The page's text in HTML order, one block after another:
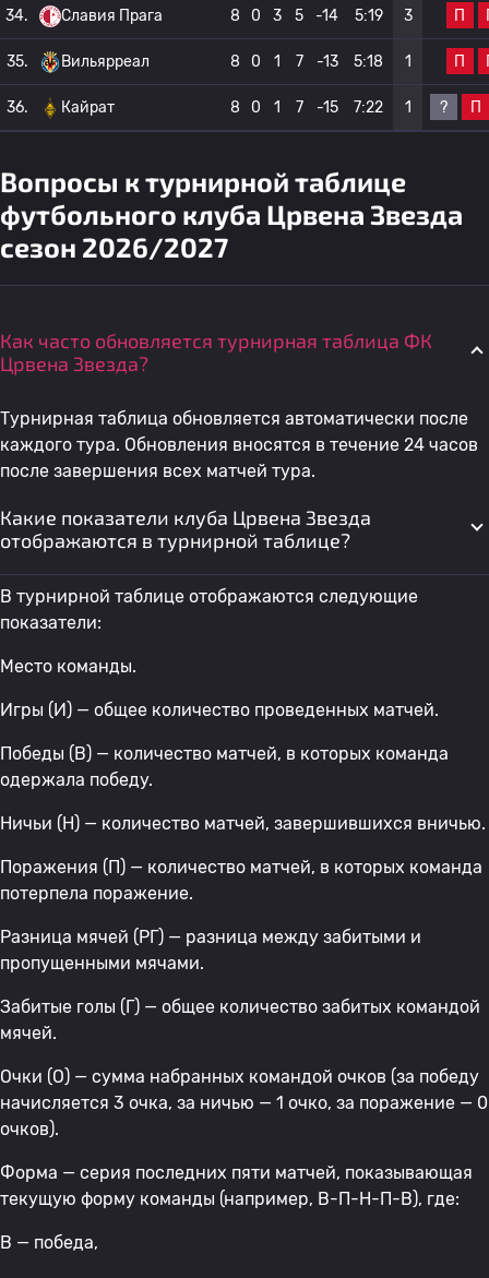
34. Славия Прага 8 0 3 5 -14 5:19 3 П
35. Вильярреал 8 0 1 7 -13 5:18 1 П
36. Кайрат 8 0 1 7 -15 7:22 1 ? П
Вопросы к турнирной таблице
футбольного клуба Црвена Звезда
сезон 2026/2027
Как часто обновляется турнирная таблица ФК
Црвена Звезда?
Турнирная таблица обновляется автоматически после
каждого тура. Обновления вносятся в течение 24 часов
после завершения всех матчей тура.
Какие показатели клуба Црвена Звезда
отображаются в турнирной таблице?
В турнирной таблице отображаются следующие
показатели:
Место команды.
Игры (И) — общее количество проведенных матчей.
Победы (В) — количество матчей, в которых команда
одержала победу.
Ничьи (Н) — количество матчей, завершившихся вничью.
Поражения (П) — количество матчей, в которых команда
потерпела поражение.
Разница мячей (РГ) — разница между забитыми и
пропущенными мячами.
Забитые голы (Г) — общее количество забитых командой
мячей.
Очки (О) — сумма набранных командой очков (за победу
начисляется 3 очка, за ничью — 1 очко, за поражение — 0
очков).
Форма — серия последних пяти матчей, показывающая
текущую форму команды (например, В-П-Н-П-В), где:
В — победа,